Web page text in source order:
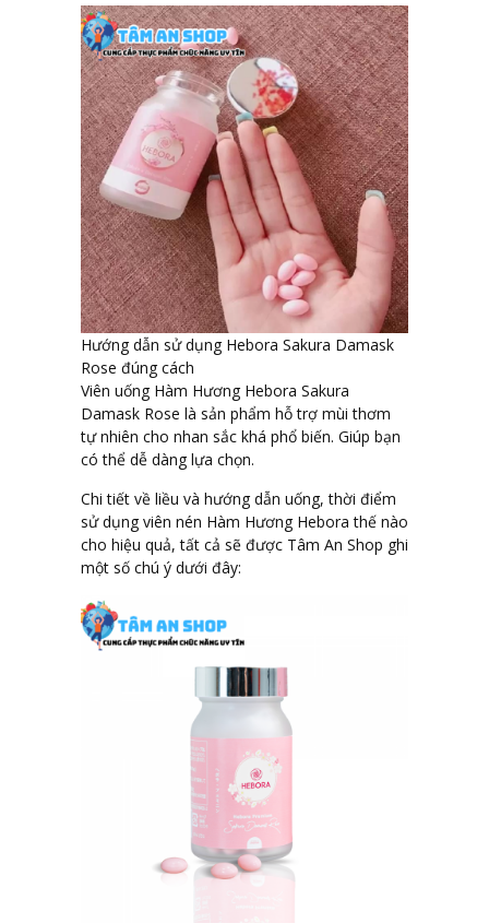
Hướng dẫn sử dụng Hebora Sakura Damask
Rose đúng cách
Viên uống Hàm Hương Hebora Sakura
Damask Rose là sản phẩm hỗ trợ mùi thơm
tự nhiên cho nhan sắc khá phổ biến. Giúp bạn
có thể dễ dàng lựa chọn.
Chi tiết về liều và hướng dẫn uống, thời điểm
sử dụng viên nén Hàm Hương Hebora thế nào
cho hiệu quả, tất cả sẽ được Tâm An Shop ghi
một số chú ý dưới đây: